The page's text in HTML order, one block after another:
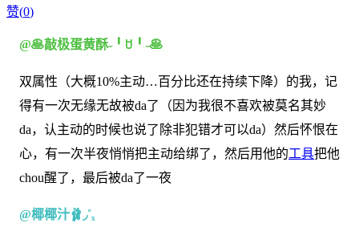
赞(0)
@🥞敲极蛋黄酥˶╹ꇴ╹˶🥞
双属性（大概10%主动…百分比还在持续下降）的我，记
得有一次无缘无故被da了（因为我很不喜欢被莫名其妙
da，认主动的时候也说了除非犯错才可以da）然后怀恨在
心，有一次半夜悄悄把主动给绑了，然后用他的工具把他
chou醒了，最后被da了一夜
@椰椰汁🩰◞˚ₓ